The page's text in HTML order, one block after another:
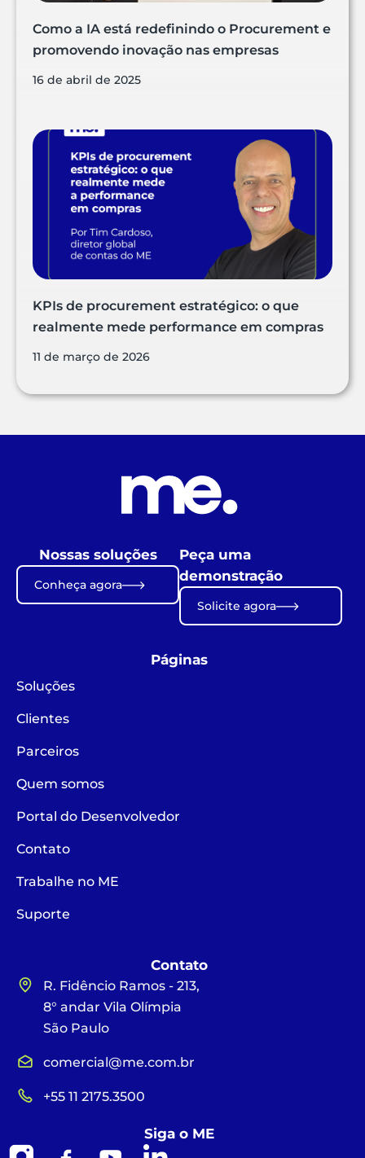
Como a IA está redefinindo o Procurement e
promovendo inovação nas empresas
16 de abril de 2025
KPIs de procurement estratégico: o que
realmente mede performance em compras
11 de março de 2026
Nossas soluções
Conheça agora
Peça uma
demonstração
Solicite agora
Páginas
Soluções
Clientes
Parceiros
Quem somos
Portal do Desenvolvedor
Contato
Trabalhe no ME
Suporte
Contato
R. Fidêncio Ramos - 213,
8° andar Vila Olímpia
São Paulo
comercial@me.com.br
+55 11 2175.3500
Siga o ME